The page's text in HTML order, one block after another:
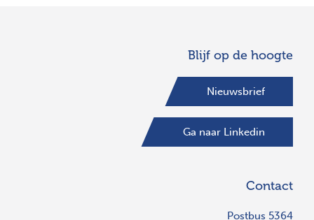
Blijf op de hoogte
Nieuwsbrief
Ga naar Linkedin
Contact
Postbus 5364